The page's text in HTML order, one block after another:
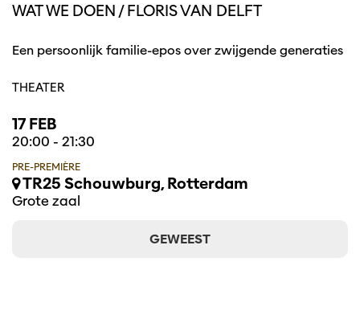
WAT WE DOEN / FLORIS VAN DELFT
Een persoonlijk familie-epos over zwijgende generaties
THEATER
17 FEB
20:00 - 21:30
PRE-PREMIÈRE
TR25 Schouwburg, Rotterdam
Grote zaal
GEWEEST